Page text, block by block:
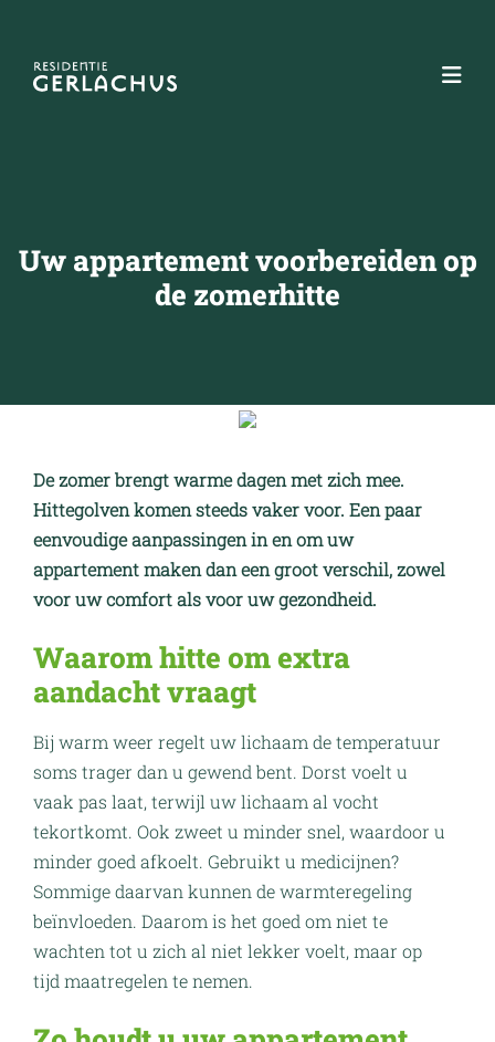
Uw appartement voorbereiden op
de zomerhitte
De zomer brengt warme dagen met zich mee.
Hittegolven komen steeds vaker voor. Een paar
eenvoudige aanpassingen in en om uw
appartement maken dan een groot verschil, zowel
voor uw comfort als voor uw gezondheid.
Waarom hitte om extra
aandacht vraagt
Bij warm weer regelt uw lichaam de temperatuur
soms trager dan u gewend bent. Dorst voelt u
vaak pas laat, terwijl uw lichaam al vocht
tekortkomt. Ook zweet u minder snel, waardoor u
minder goed afkoelt. Gebruikt u medicijnen?
Sommige daarvan kunnen de warmteregeling
beïnvloeden. Daarom is het goed om niet te
wachten tot u zich al niet lekker voelt, maar op
tijd maatregelen te nemen.